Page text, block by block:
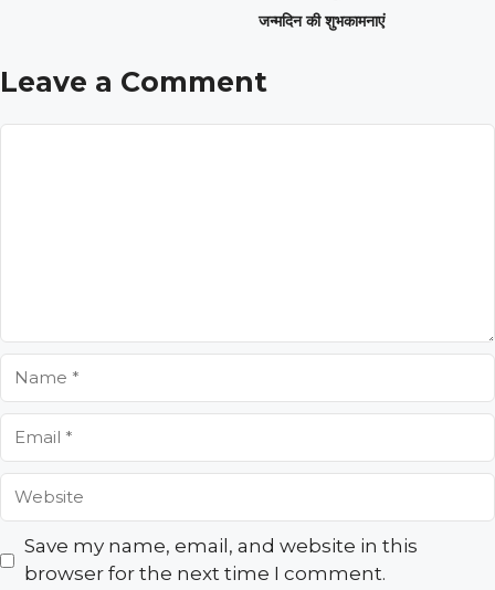
जन्मदिन की शुभकामनाएं
Leave a Comment
Name
Email
Website
Save my name, email, and website in this
browser for the next time I comment.